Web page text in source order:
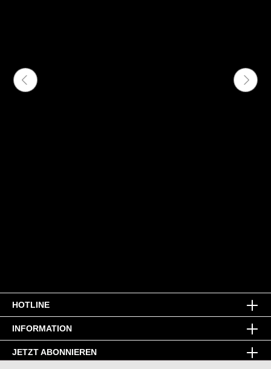
HOTLINE
INFORMATION
JETZT ABONNIEREN